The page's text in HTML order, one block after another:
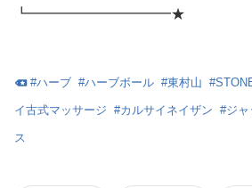
┗━━━━━━━━━━★
#ハーブ #ハーブボール #東村山 #
イ古式マッサージ #カルサイネイザン #ジャ
ス